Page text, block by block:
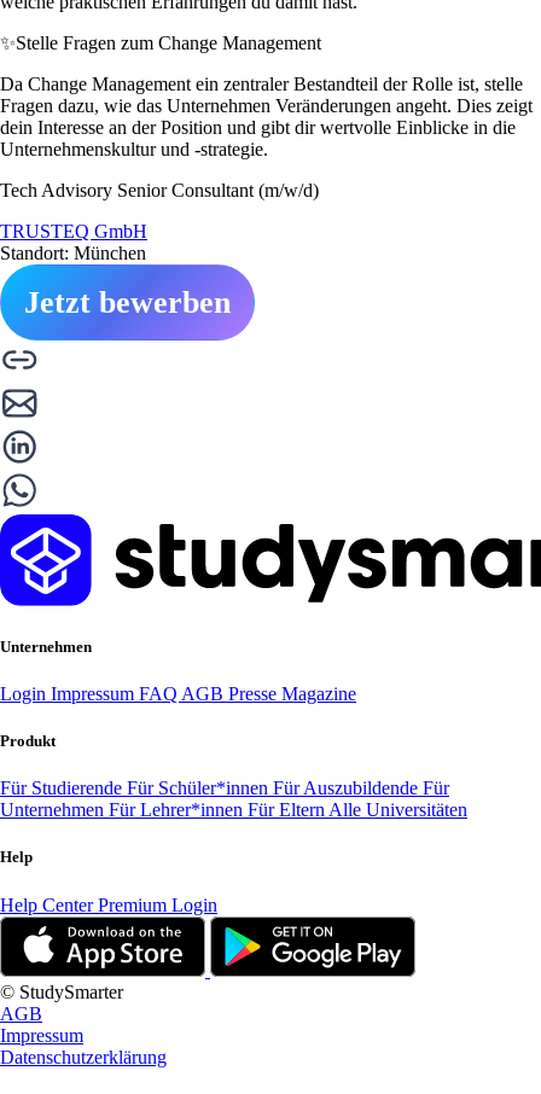
✨Stelle Fragen zum Change Management
Da Change Management ein zentraler Bestandteil der Rolle ist, stelle
Fragen dazu, wie das Unternehmen Veränderungen angeht. Dies zeigt
dein Interesse an der Position und gibt dir wertvolle Einblicke in die
Unternehmenskultur und -strategie.
Tech Advisory Senior Consultant (m/w/d)
TRUSTEQ GmbH
Standort: München
Jetzt bewerben
Unternehmen
Login Impressum FAQ AGB Presse Magazine
Produkt
Für Studierende Für Schüler*innen Für Auszubildende Für
Unternehmen Für Lehrer*innen Für Eltern Alle Universitäten
Help
Help CenterPremium Login
© StudySmarter
AGB
Impressum
Datenschutzerklärung